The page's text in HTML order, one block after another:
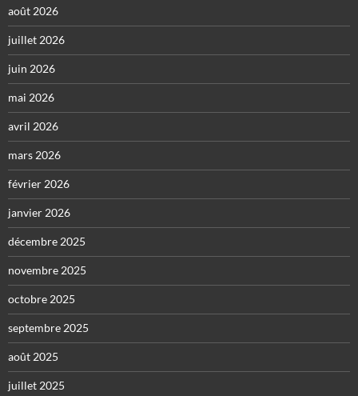
août 2026
juillet 2026
juin 2026
mai 2026
avril 2026
mars 2026
février 2026
janvier 2026
décembre 2025
novembre 2025
octobre 2025
septembre 2025
août 2025
juillet 2025